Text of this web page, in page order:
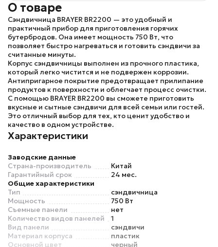
О товаре
Сэндвичница BRAYER BR2200 — это удобный и
практичный прибор для приготовления горячих
бутербродов. Она имеет мощность 750 Вт, что
позволяет быстро нагреваться и готовить сэндвичи за
считанные минуты.
Корпус сэндвичницы выполнен из прочного пластика,
который легко чистится и не подвержен коррозии.
Антипригарное покрытие предотвращает прилипание
продуктов к поверхности и облегчает процесс очистки.
С помощью BRAYER BR2200 вы сможете приготовить
вкусные и сытные сэндвичи для всей семьи или гостей.
Это отличный выбор для тех, кто ценит удобство и
качество в одном устройстве.
Характеристики
Заводские данные
Страна-производитель
Китай
Гарантийный срок
24 мес.
Общие характеристики
Тип
сэндвичница
Мощность
750 Вт
Съемные панели
нет
Количество видов панелей
1
Вид панели
сэндвичи
Материал корпуса
пластик
Основной цвет
черный